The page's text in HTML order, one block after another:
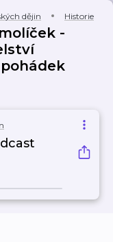
dějin Historie
-